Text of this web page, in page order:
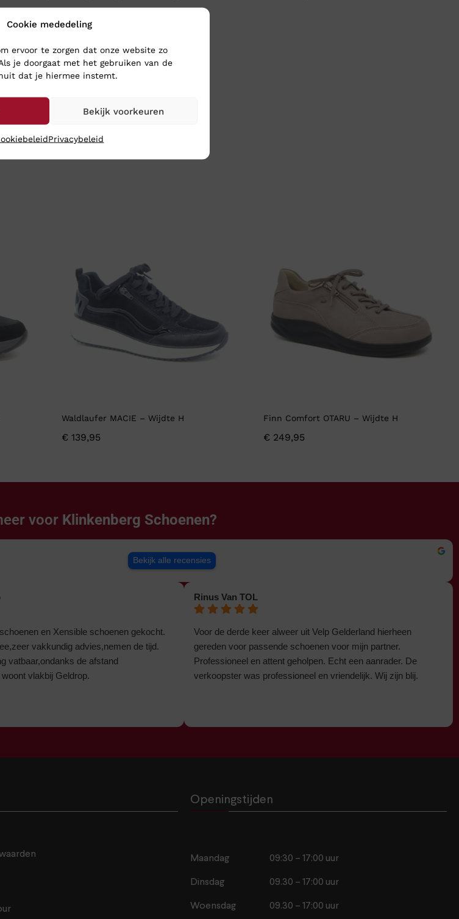
Cookie mededeling
ervoor te zorgen dat onze website zo
je doorgaat met het gebruiken van de
dat je hiermee instemt.
Bekijk voorkeuren
Privacybeleid
Waldlaufer MACIE – Wijdte H
€ 139,95
Finn Comfort OTARU – Wijdte H
€ 249,95
voor Klinkenberg Schoenen?
Bekijk alle recensies
en Xensible schoenen gekocht.
vakkundig advies,nemen de tijd.
vatbaar,ondanks de afstand
vlakbij Geldrop.
Rinus Van TOL
Voor de derde keer alweer uit Velp Gelderland hierheen
gereden voor passende schoenen voor mijn partner.
Professioneel en attent geholpen. Echt een aanrader. De
verkoopster was professioneel en vriendelijk. Wij zijn blij.
Openingstijden
Maandag 09:30 – 17:00 uur
Dinsdag 09.30 – 17:00 uur
Woensdag 09.30 – 17:00 uur